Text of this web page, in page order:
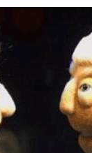
Політика
Перший
час війни
0